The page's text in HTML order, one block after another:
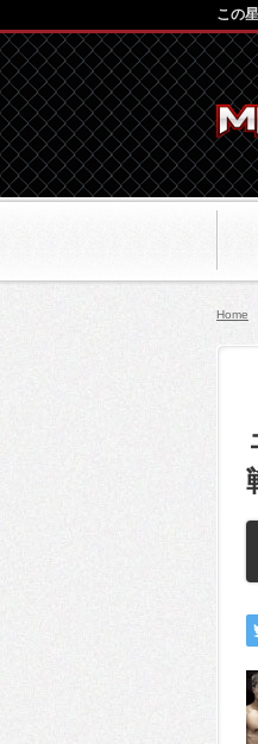
この
Home